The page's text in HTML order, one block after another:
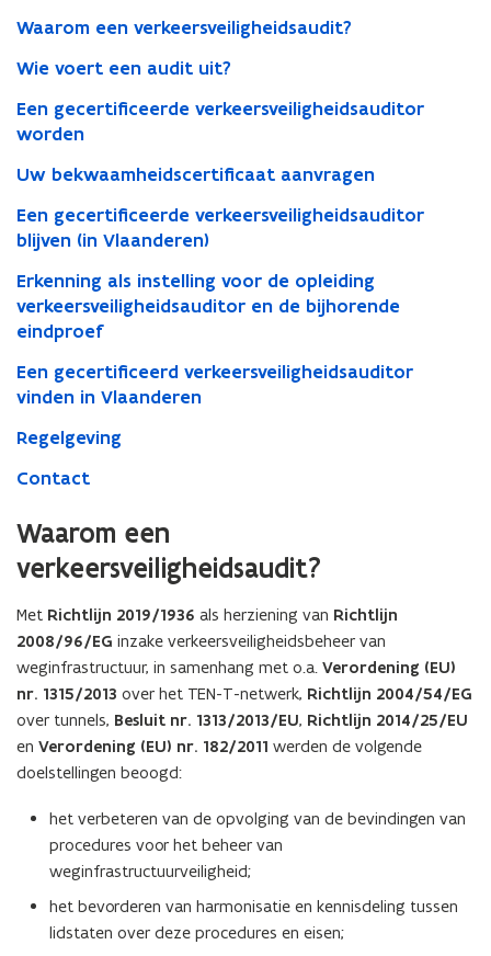
i
n
i
u
w
v
e
n
s
e
)
Waarom een verkeersveiligheidsaudit?
Wie voert een audit uit?
Een gecertificeerde verkeersveiligheidsauditor
worden
Uw bekwaamheidscertificaat aanvragen
Een gecertificeerde verkeersveiligheidsauditor
blijven (in Vlaanderen)
Erkenning als instelling voor de opleiding
verkeersveiligheidsauditor en de bijhorende
eindproef
Een gecertificeerd verkeersveiligheidsauditor
vinden in Vlaanderen
Regelgeving
Contact
Waarom een
verkeersveiligheidsaudit?
Met Richtlijn 2019/1936 als herziening van Richtlijn
2008/96/EG inzake verkeersveiligheidsbeheer van
weginfrastructuur, in samenhang met o.a. Verordening (EU)
nr. 1315/2013 over het TEN-T-netwerk, Richtlijn 2004/54/EG
over tunnels, Besluit nr. 1313/2013/EU, Richtlijn 2014/25/EU
en Verordening (EU) nr. 182/2011 werden de volgende
doelstellingen beoogd:
het verbeteren van de opvolging van de bevindingen van
procedures voor het beheer van
weginfrastructuurveiligheid;
het bevorderen van harmonisatie en kennisdeling tussen
lidstaten over deze procedures en eisen;